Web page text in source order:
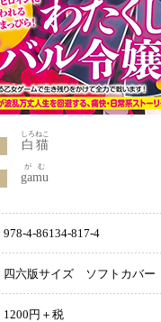
白猫
しろねこ
gamu
がむ
978-4-86134-817-4
四六版サイズ ソフトカバー
1200円＋税